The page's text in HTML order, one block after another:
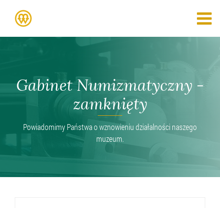
Gabinet Numizmatyczny -
zamknięty
Powiadomimy Państwa o wznowieniu działalności naszego
muzeum.